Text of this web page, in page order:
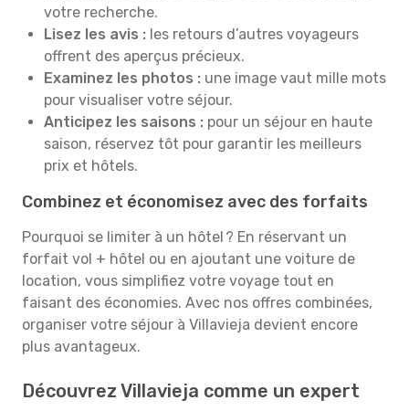
votre recherche.
Lisez les avis : les retours d’autres voyageurs
offrent des aperçus précieux.
Examinez les photos : une image vaut mille mots
pour visualiser votre séjour.
Anticipez les saisons : pour un séjour en haute
saison, réservez tôt pour garantir les meilleurs
prix et hôtels.
Combinez et économisez avec des forfaits
Pourquoi se limiter à un hôtel ? En réservant un
forfait vol + hôtel ou en ajoutant une voiture de
location, vous simplifiez votre voyage tout en
faisant des économies. Avec nos offres combinées,
organiser votre séjour à Villavieja devient encore
plus avantageux.
Découvrez Villavieja comme un expert